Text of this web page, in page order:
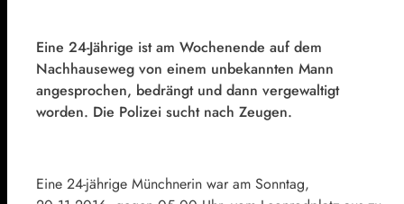
Eine 24-Jährige ist am Wochenende auf dem
Nachhauseweg von einem unbekannten Mann
angesprochen, bedrängt und dann vergewaltigt
worden. Die Polizei sucht nach Zeugen.
Eine 24-jährige Münchnerin war am Sonntag,